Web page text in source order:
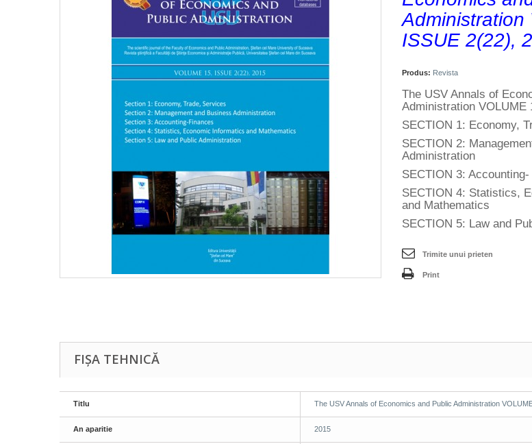
Administration
ISSUE 2(22),
Produs: Revista
The USV Annals of
Administration VOLUME
SECTION 1: Economy,
SECTION 2:
Administration
SECTION 3:
SECTION 4: Statistics,
and Mathematics
SECTION 5: Law and
Trimite unui prieten
Print
FIȘA TEHNICĂ
Titlu The USV Annals of Economics and Public Administration
An aparitie 2015